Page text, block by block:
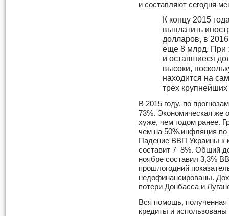
и составляют сегодня
К концу 2015
выплатить
долларов, в
еще 8 млрд. При
и оставшиеся
высоки,
находится на
трех
В 2015 году, по
73%. Экономическая же
хуже, чем годом ранее.
чем на 50%,инфляция по
Падение ВВП Украины к
составит 7–8%. Общий
ноябре составил 3,3%
прошлогодний
недофинансированы.
потери Донбасса и
Вся помощь, полученная
кредиты и